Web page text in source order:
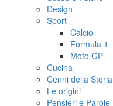
Design
Sport
Calcio
Formula 1
Moto GP
Cucina
Cenni della Storia
Le origini
Pensieri e Parole